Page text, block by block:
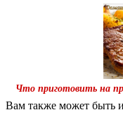
Что приготовить на
Вам также может быть